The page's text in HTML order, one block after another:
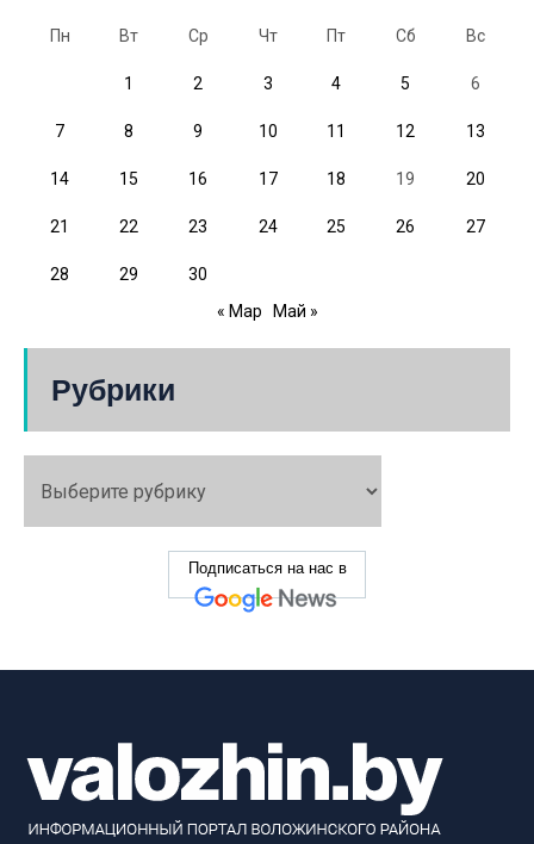
Пн Вт Ср Чт Пт Сб Вс
1 2 3 4 5 6
7 8 9 10 11 12 13
14 15 16 17 18 19 20
21 22 23 24 25 26 27
28 29
30
« Мар
Май »
Рубрики
Подписаться на нас в